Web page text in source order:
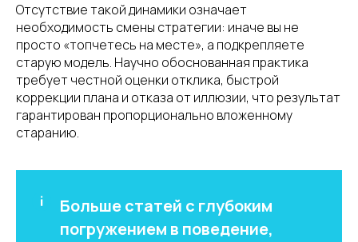
Отсутствие такой динамики означает
необходимость смены стратегии: иначе вы не
просто «топчетесь на месте», а подкрепляете
старую модель. Научно обоснованная практика
требует честной оценки отклика, быстрой
коррекции плана и отказа от иллюзии, что результат
гарантирован пропорционально вложенному
старанию.
Больше статей с глубоким
погружением в поведение,